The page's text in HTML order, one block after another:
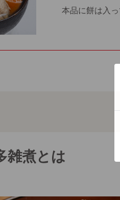
本品に餅は入
雑煮とは